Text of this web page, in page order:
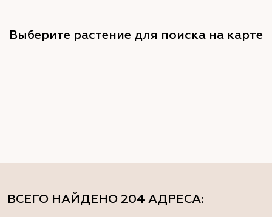
ВСЕГО НАЙДЕНО 204 АДРЕСА:
Выберите растение для поиска на карте